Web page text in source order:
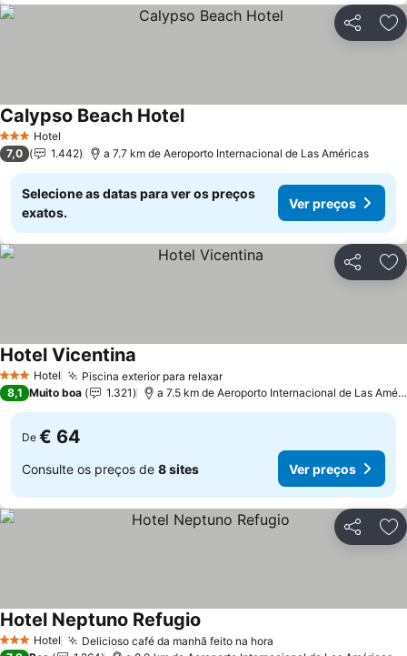
Partilhar
3 EstrelasHotel
Calypso Beach Hotel
7,0 1.442 a 7.7 km de Aeroporto Internacional de Las Américas
Selecione as datas para ver os preços
exatos.
Ver preços
Partilhar
3 EstrelasHotel Piscina exterior para relaxar
Hotel Vicentina
8,1 Muito boa 1.321 a 7.5 km de Aeroporto Internacional de Las Américas
De € 64
Consulte os preços de 8 sites Ver preços
Partilhar
3 EstrelasHotel Delicioso café da manhã feito na hora
Hotel Neptuno Refugio